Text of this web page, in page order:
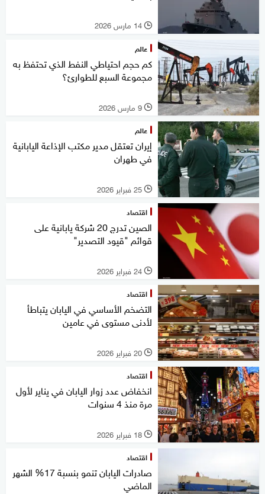
l 14 مارس 2026
عالم
كم حجم احتياطي النفط الذي تحتفظ به
مجموعة السبع للطوارئ؟
l 9 مارس 2026
عالم
إيران تعتقل مدير مكتب الإذاعة اليابانية
في طهران
l 25 فبراير 2026
اقتصاد
الصين تدرج 20 شركة يابانية على
قوائم "قيود التصدير"
l 24 فبراير 2026
اقتصاد
التضخم الأساسي في اليابان يتباطأ
لأدنى مستوى في عامين
l 20 فبراير 2026
اقتصاد
انخفاض عدد زوار اليابان في يناير لأول
مرة منذ 4 سنوات
l 18 فبراير 2026
اقتصاد
صادرات اليابان تنمو بنسبة 17% الشهر
الماضي